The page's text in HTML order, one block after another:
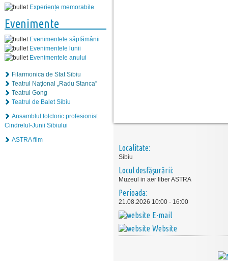
Experiențe memorabile
Evenimente
Evenimentele săptămânii
Evenimentele lunii
Evenimentele anului
Filarmonica de Stat Sibiu
Teatrul Naţional „Radu Stanca”
Teatrul Gong
Teatrul de Balet Sibiu
Ansamblul folcloric profesionist
Cindrelul-Junii Sibiului
ASTRA film
Localitate:
Sibiu
Locul desfăşurării:
Muzeul in aer liber ASTRA
Perioada:
21.08.2026 10:00 - 16:00
E-mail
Website